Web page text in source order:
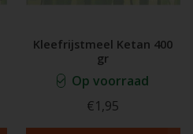
Kleefrijstmeel Ketan 400
gr
Op voorraad
€1,95